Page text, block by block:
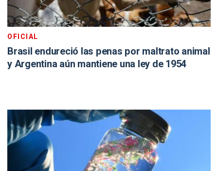
OFICIAL
Brasil endureció las penas por maltrato animal
y Argentina aún mantiene una ley de 1954